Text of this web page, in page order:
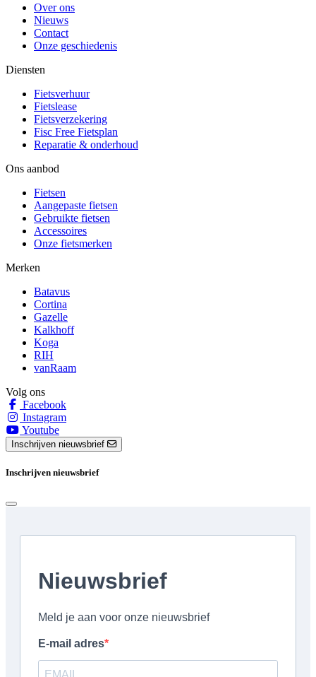
Over ons
Nieuws
Contact
Onze geschiedenis
Diensten
Fietsverhuur
Fietslease
Fietsverzekering
Fisc Free Fietsplan
Reparatie & onderhoud
Ons aanbod
Fietsen
Aangepaste fietsen
Gebruikte fietsen
Accessoires
Onze fietsmerken
Merken
Batavus
Cortina
Gazelle
Kalkhoff
Koga
RIH
vanRaam
Volg ons
Facebook
Instagram
Youtube
Inschrijven nieuwsbrief
Inschrijven nieuwsbrief